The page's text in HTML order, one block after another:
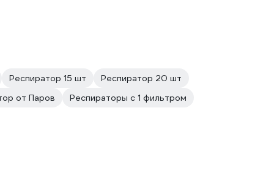
Респиратор 15 шт
Респиратор 20 шт
от Паров
Респираторы с 1 фильтром